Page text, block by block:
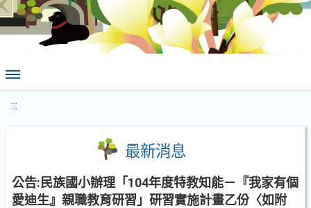
:::
最新消息
公告:民族國小辦理「104年度特教知能－『我家有個
愛迪生』親職教育研習」研習實施計畫乙份〈如附